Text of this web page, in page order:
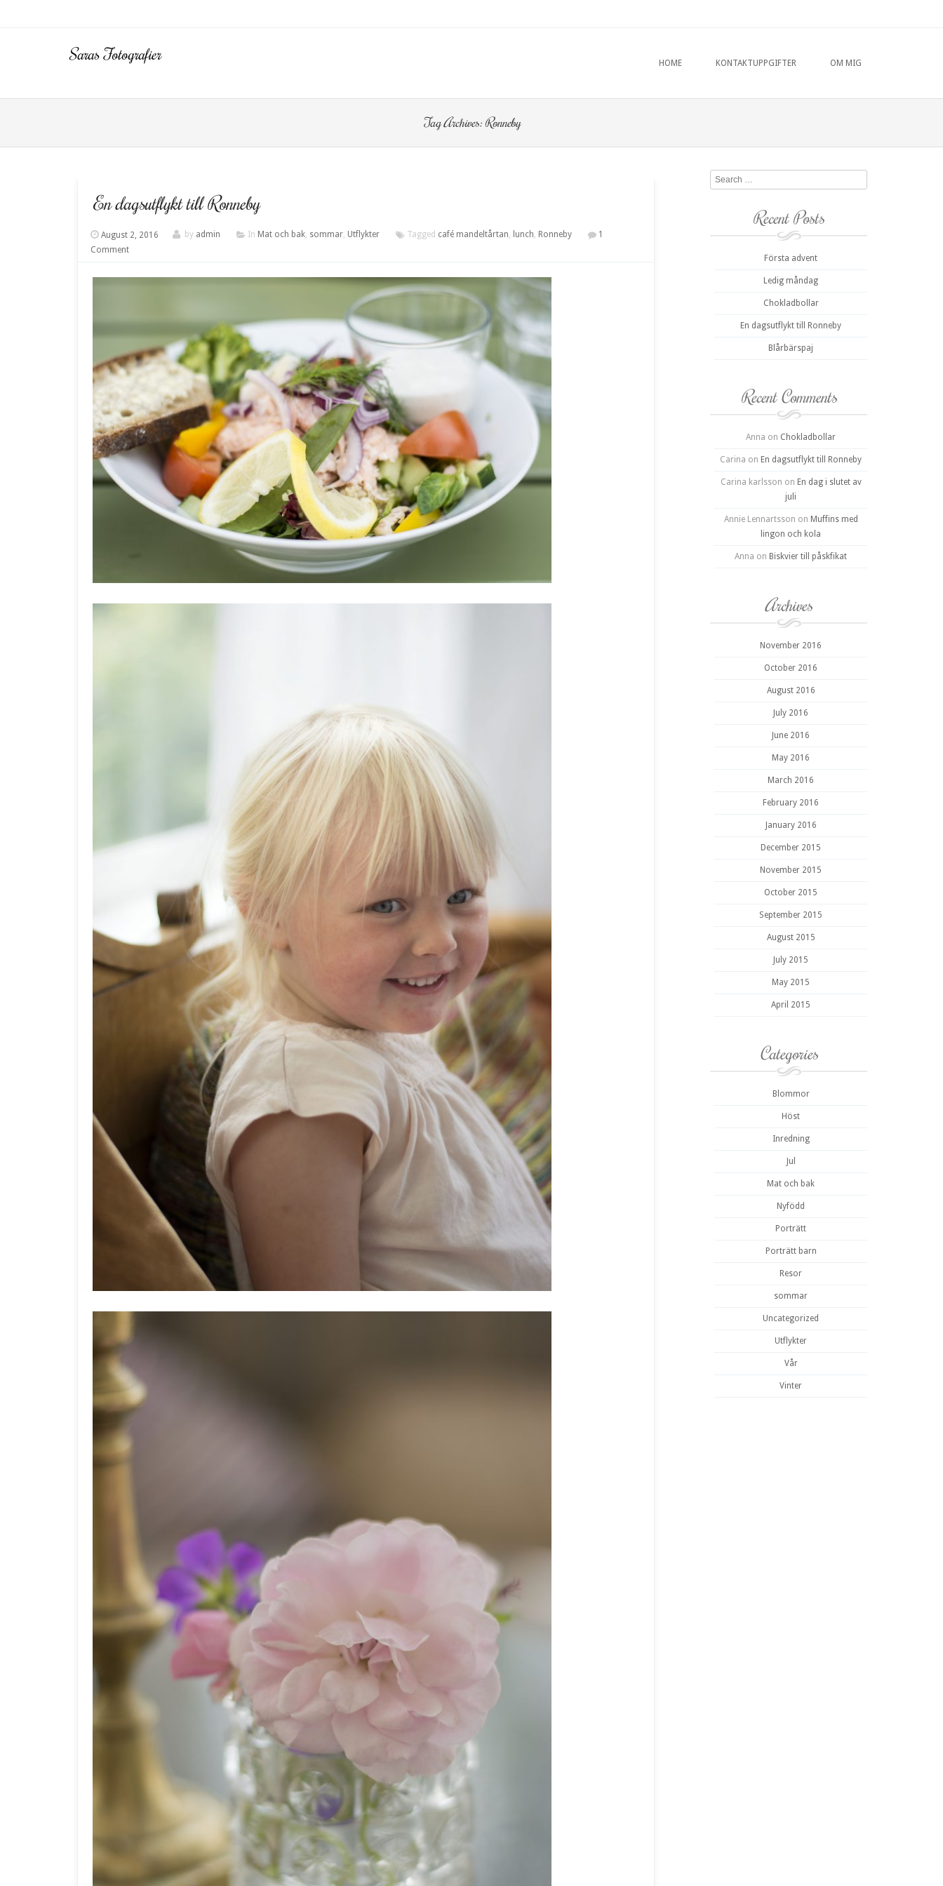
Saras Fotografier HOME KONTAKTUPPGIFTER OM MIG
Tag Archives:Ronneby
En dagsutflykt till Ronneby
August 2, 2016 by admin In Mat och bak, sommar, Utflykter Tagged café mandeltårtan, lunch, Ronneby
1
Comment
Search
Recent Posts
Första advent
Ledig måndag
Chokladbollar
En dagsutflykt till Ronneby
Blårbärspaj
Recent Comments
Anna on Chokladbollar
Carina on En dagsutflykt till Ronneby
Carina karlsson on En dag i slutet av
juli
Annie Lennartsson on Muffins med
lingon och kola
Anna on Biskvier till påskfikat
Archives
November 2016
October 2016
August 2016
July 2016
June 2016
May 2016
March 2016
February 2016
January 2016
December 2015
November 2015
October 2015
September 2015
August 2015
July 2015
May 2015
April 2015
Categories
Blommor
Höst
Inredning
Jul
Mat och bak
Nyfödd
Porträtt
Porträtt barn
Resor
sommar
Uncategorized
Utflykter
Vår
Vinter